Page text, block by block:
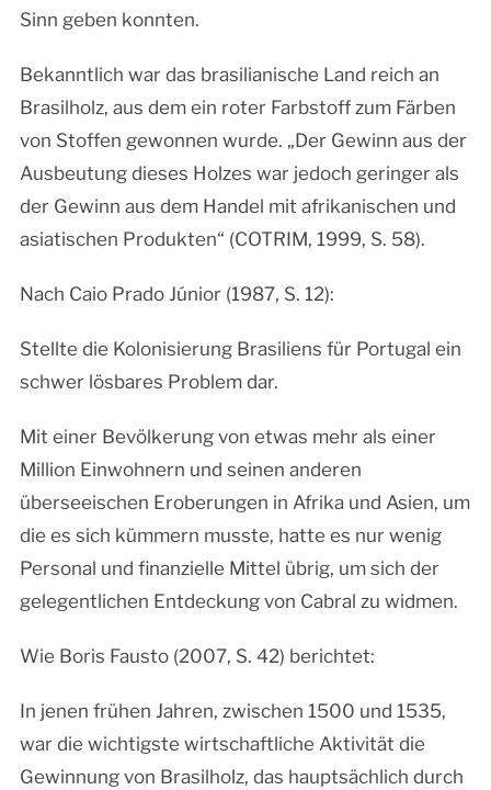
Sinn geben konnten.
Bekanntlich war das brasilianische Land reich an
Brasilholz, aus dem ein roter Farbstoff zum Färben
von Stoffen gewonnen wurde. „Der Gewinn aus der
Ausbeutung dieses Holzes war jedoch geringer als
der Gewinn aus dem Handel mit afrikanischen und
asiatischen Produkten“ (COTRIM, 1999, S. 58).
Nach Caio Prado Júnior (1987, S. 12):
Stellte die Kolonisierung Brasiliens für Portugal ein
schwer lösbares Problem dar.
Mit einer Bevölkerung von etwas mehr als einer
Million Einwohnern und seinen anderen
überseeischen Eroberungen in Afrika und Asien, um
die es sich kümmern musste, hatte es nur wenig
Personal und finanzielle Mittel übrig, um sich der
gelegentlichen Entdeckung von Cabral zu widmen.
Wie Boris Fausto (2007, S. 42) berichtet:
In jenen frühen Jahren, zwischen 1500 und 1535,
war die wichtigste wirtschaftliche Aktivität die
Gewinnung von Brasilholz, das hauptsächlich durch